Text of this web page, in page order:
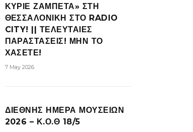
ΚΥΡΙΕ ΖΑΜΠΕΤΑ» ΣΤΗ
ΘΕΣΣΑΛΟΝΙΚΗ ΣΤΟ RADIO
CITY! || ΤΕΛΕΥΤΑΙΕΣ
ΠΑΡΑΣΤΑΣΕΙΣ! ΜΗΝ ΤΟ
ΧΑΣΕΤΕ!
7 May 2026
ΔΙΕΘΝΗΣ ΗΜΕΡΑ ΜΟΥΣΕΙΩΝ
2026 – Κ.Ο.Θ 18/5